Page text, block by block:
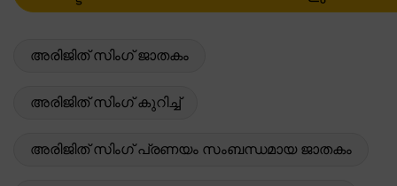
അരിജിത് സിംഗ് ജാതകം
അരിജിത് സിംഗ് കുറിച്ച്
അരിജിത് സിംഗ് പ്രണയം സംബന്ധമായ ജാതകം